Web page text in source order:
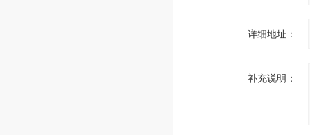
详细地址：
补充说明：